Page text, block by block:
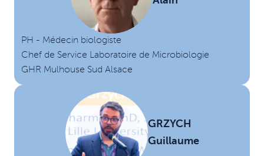
PH - Médecin biologiste
Chef de Service Laboratoire de Microbiologie
GHR Mulhouse Sud Alsace
GRZYCH
Guillaume